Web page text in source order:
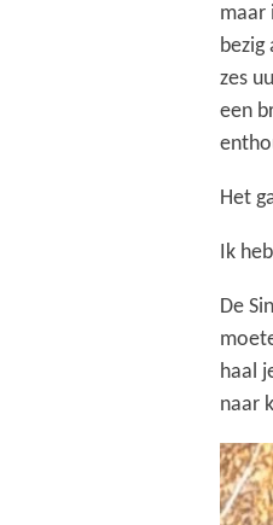
maar
bezig
zes
een
Het
Ik
De
haal
naar